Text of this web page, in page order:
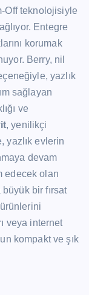
Off teknolojisiyle
Entegre
korumak
Berry, nil
yazlık
sağlayan
ve
, yenilikçi
yazlık evlerin
devam
edecek olan
bir fırsat
veya internet
kompakt ve şık